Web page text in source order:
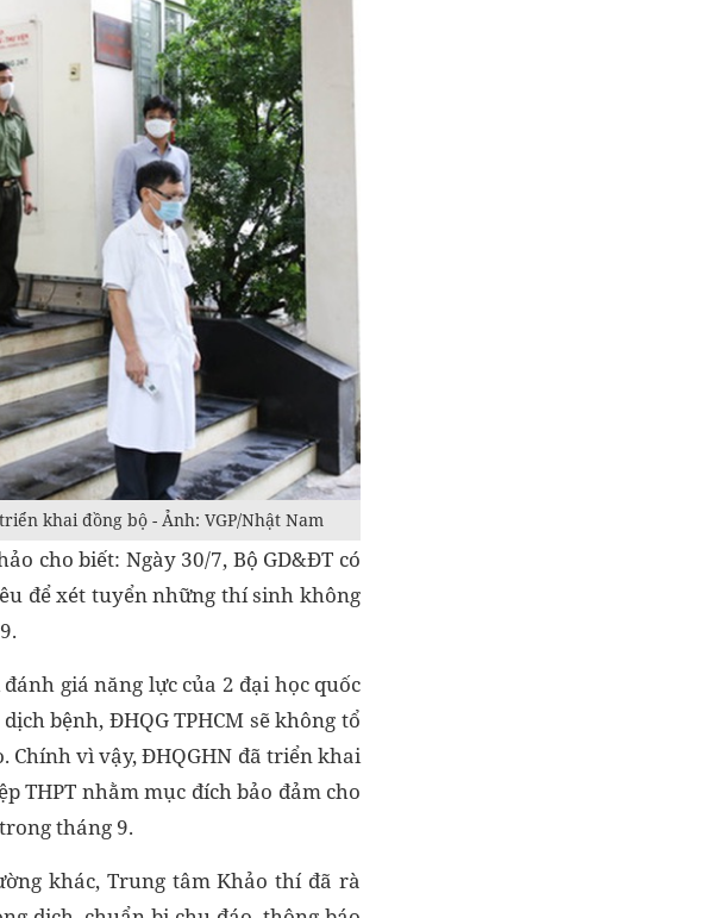
khai đồng bộ - Ảnh: VGP/Nhật Nam
cho biết: Ngày 30/7, Bộ GD&ĐT có
để xét tuyển những thí sinh không
giá năng lực của 2 đại học quốc
bệnh, ĐHQG TPHCM sẽ không tổ
Chính vì vậy, ĐHQGHN đã triển khai
THPT nhằm mục đích bảo đảm cho
tháng 9.
khác, Trung tâm Khảo thí đã rà